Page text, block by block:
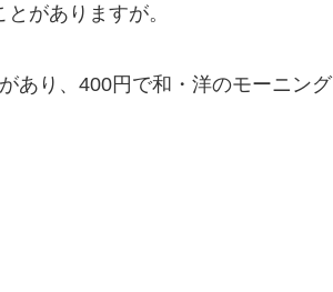
がありますが。
あり、400円で和・洋のモーニング